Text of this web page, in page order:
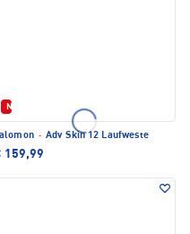
Neu
· Adv Skin 12 Laufweste
159,99